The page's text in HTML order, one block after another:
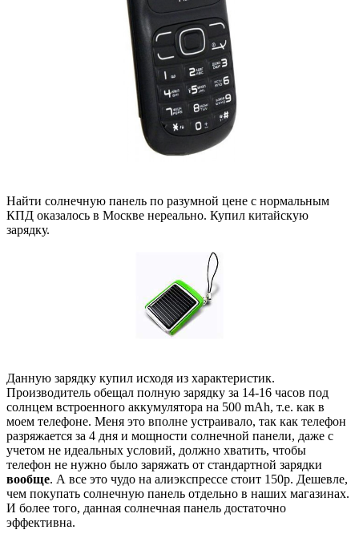
Найти солнечную панель по разумной цене с нормальным
КПД оказалось в Москве нереально. Купил китайскую
зарядку.
Данную зарядку купил исходя из характеристик.
Производитель обещал полную зарядку за 14-16 часов под
солнцем встроенного аккумулятора на 500 mAh, т.е. как в
моем телефоне. Меня это вполне устраивало, так как телефон
разряжается за 4 дня и мощности солнечной панели, даже с
учетом не идеальных условий, должно хватить, чтобы
телефон не нужно было заряжать от стандартной зарядки
вообще. А все это чудо на алиэкспрессе стоит 150р. Дешевле,
чем покупать солнечную панель отдельно в наших магазинах.
И более того, данная солнечная панель достаточно
эффективна.